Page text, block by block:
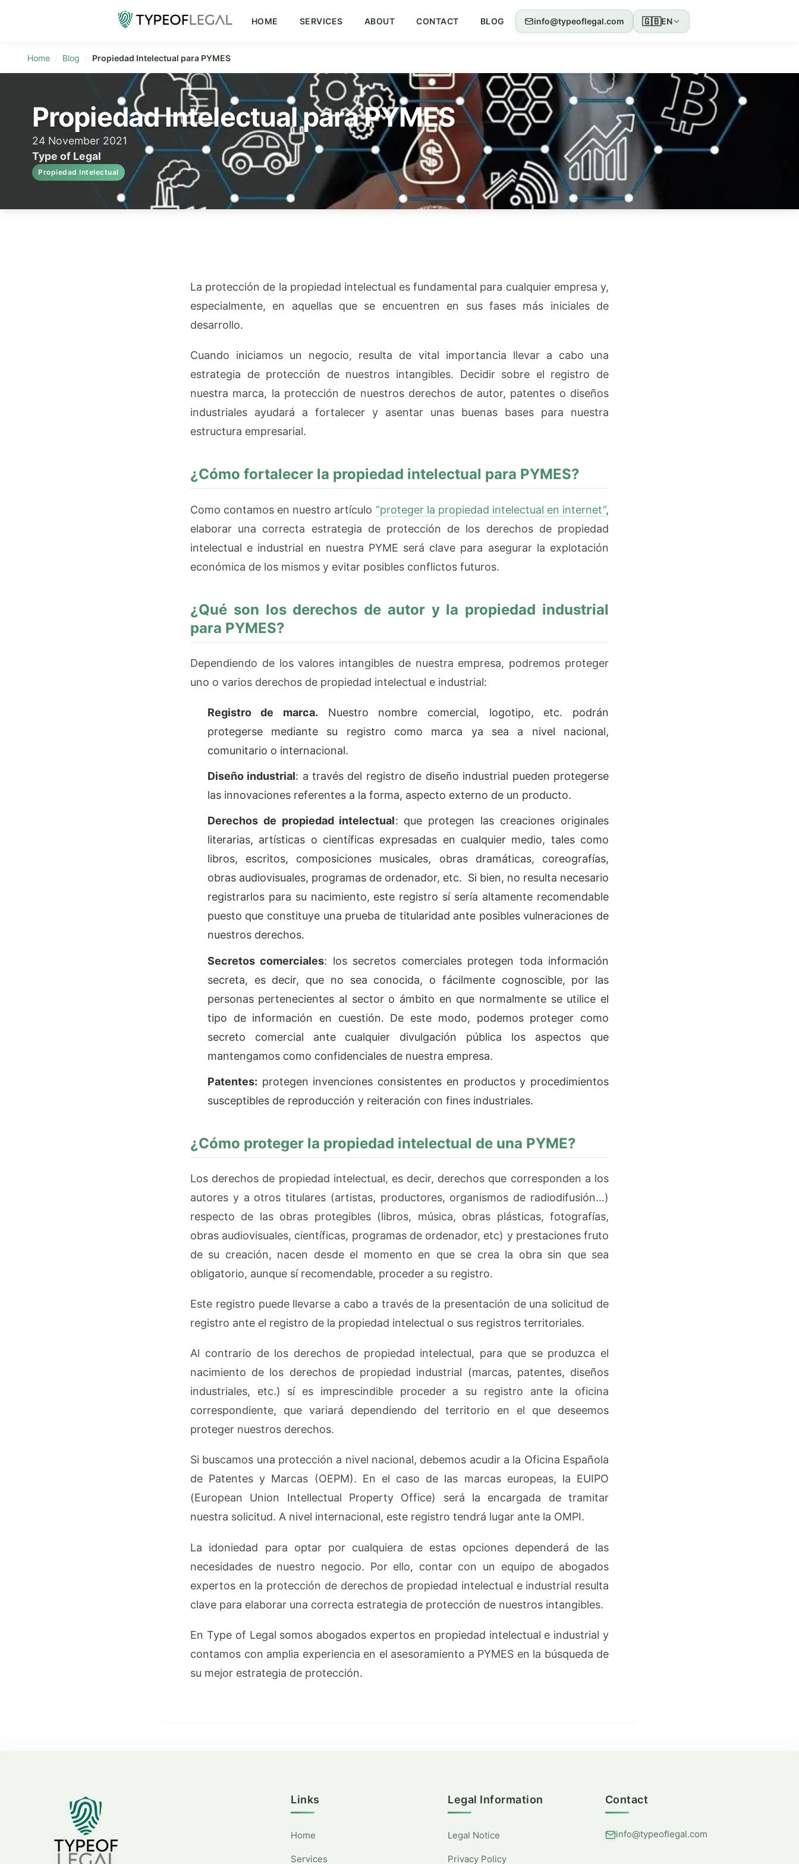
HOME SERVICES ABOUT CONTACT BLOG info@typeoflegal.com 🇬🇧EN
Home Blog Propiedad Intelectual para PYMES
Propiedad Intelectual para PYMES
24 November 2021
Type of Legal
Propiedad Intelectual
La protección de la propiedad intelectual es fundamental para cualquier empresa y,
especialmente, en aquellas que se encuentren en sus fases más iniciales de
desarrollo.
Cuando iniciamos un negocio, resulta de vital importancia llevar a cabo una
estrategia de protección de nuestros intangibles. Decidir sobre el registro de
nuestra marca, la protección de nuestros derechos de autor, patentes o diseños
industriales ayudará a fortalecer y asentar unas buenas bases para nuestra
estructura empresarial.
¿Cómo fortalecer la propiedad intelectual para PYMES?
Como contamos en nuestro artículo “proteger la propiedad intelectual en internet”,
elaborar una correcta estrategia de protección de los derechos de propiedad
intelectual e industrial en nuestra PYME será clave para asegurar la explotación
económica de los mismos y evitar posibles conflictos futuros.
¿Qué son los derechos de autor y la propiedad industrial
para PYMES?
Dependiendo de los valores intangibles de nuestra empresa, podremos proteger
uno o varios derechos de propiedad intelectual e industrial:
Registro de marca. Nuestro nombre comercial, logotipo, etc. podrán
protegerse mediante su registro como marca ya sea a nivel nacional,
comunitario o internacional.
Diseño industrial: a través del registro de diseño industrial pueden protegerse
las innovaciones referentes a la forma, aspecto externo de un producto.
Derechos de propiedad intelectual: que protegen las creaciones originales
literarias, artísticas o científicas expresadas en cualquier medio, tales como
libros, escritos, composiciones musicales, obras dramáticas, coreografías,
obras audiovisuales, programas de ordenador, etc. Si bien, no resulta necesario
registrarlos para su nacimiento, este registro sí sería altamente recomendable
puesto que constituye una prueba de titularidad ante posibles vulneraciones de
nuestros derechos.
Secretos comerciales: los secretos comerciales protegen toda información
secreta, es decir, que no sea conocida, o fácilmente cognoscible, por las
personas pertenecientes al sector o ámbito en que normalmente se utilice el
tipo de información en cuestión. De este modo, podemos proteger como
secreto comercial ante cualquier divulgación pública los aspectos que
mantengamos como confidenciales de nuestra empresa.
Patentes: protegen invenciones consistentes en productos y procedimientos
susceptibles de reproducción y reiteración con fines industriales.
¿Cómo proteger la propiedad intelectual de una PYME?
Los derechos de propiedad intelectual, es decir, derechos que corresponden a los
autores y a otros titulares (artistas, productores, organismos de radiodifusión…)
respecto de las obras protegibles (libros, música, obras plásticas, fotografías,
obras audiovisuales, científicas, programas de ordenador, etc) y prestaciones fruto
de su creación, nacen desde el momento en que se crea la obra sin que sea
obligatorio, aunque sí recomendable, proceder a su registro.
Este registro puede llevarse a cabo a través de la presentación de una solicitud de
registro ante el registro de la propiedad intelectual o sus registros territoriales.
Al contrario de los derechos de propiedad intelectual, para que se produzca el
nacimiento de los derechos de propiedad industrial (marcas, patentes, diseños
industriales, etc.) sí es imprescindible proceder a su registro ante la oficina
correspondiente, que variará dependiendo del territorio en el que deseemos
proteger nuestros derechos.
Si buscamos una protección a nivel nacional, debemos acudir a la Oficina Española
de Patentes y Marcas (OEPM). En el caso de las marcas europeas, la EUIPO
(European Union Intellectual Property Office) será la encargada de tramitar
nuestra solicitud. A nivel internacional, este registro tendrá lugar ante la OMPI.
La idoniedad para optar por cualquiera de estas opciones dependerá de las
necesidades de nuestro negocio. Por ello, contar con un equipo de abogados
expertos en la protección de derechos de propiedad intelectual e industrial resulta
clave para elaborar una correcta estrategia de protección de nuestros intangibles.
En Type of Legal somos abogados expertos en propiedad intelectual e industrial y
contamos con amplia experiencia en el asesoramiento a PYMES en la búsqueda de
su mejor estrategia de protección.
Links
Home
Services
Legal Information
Legal Notice
Privacy Policy
Contact
info@typeoflegal.com